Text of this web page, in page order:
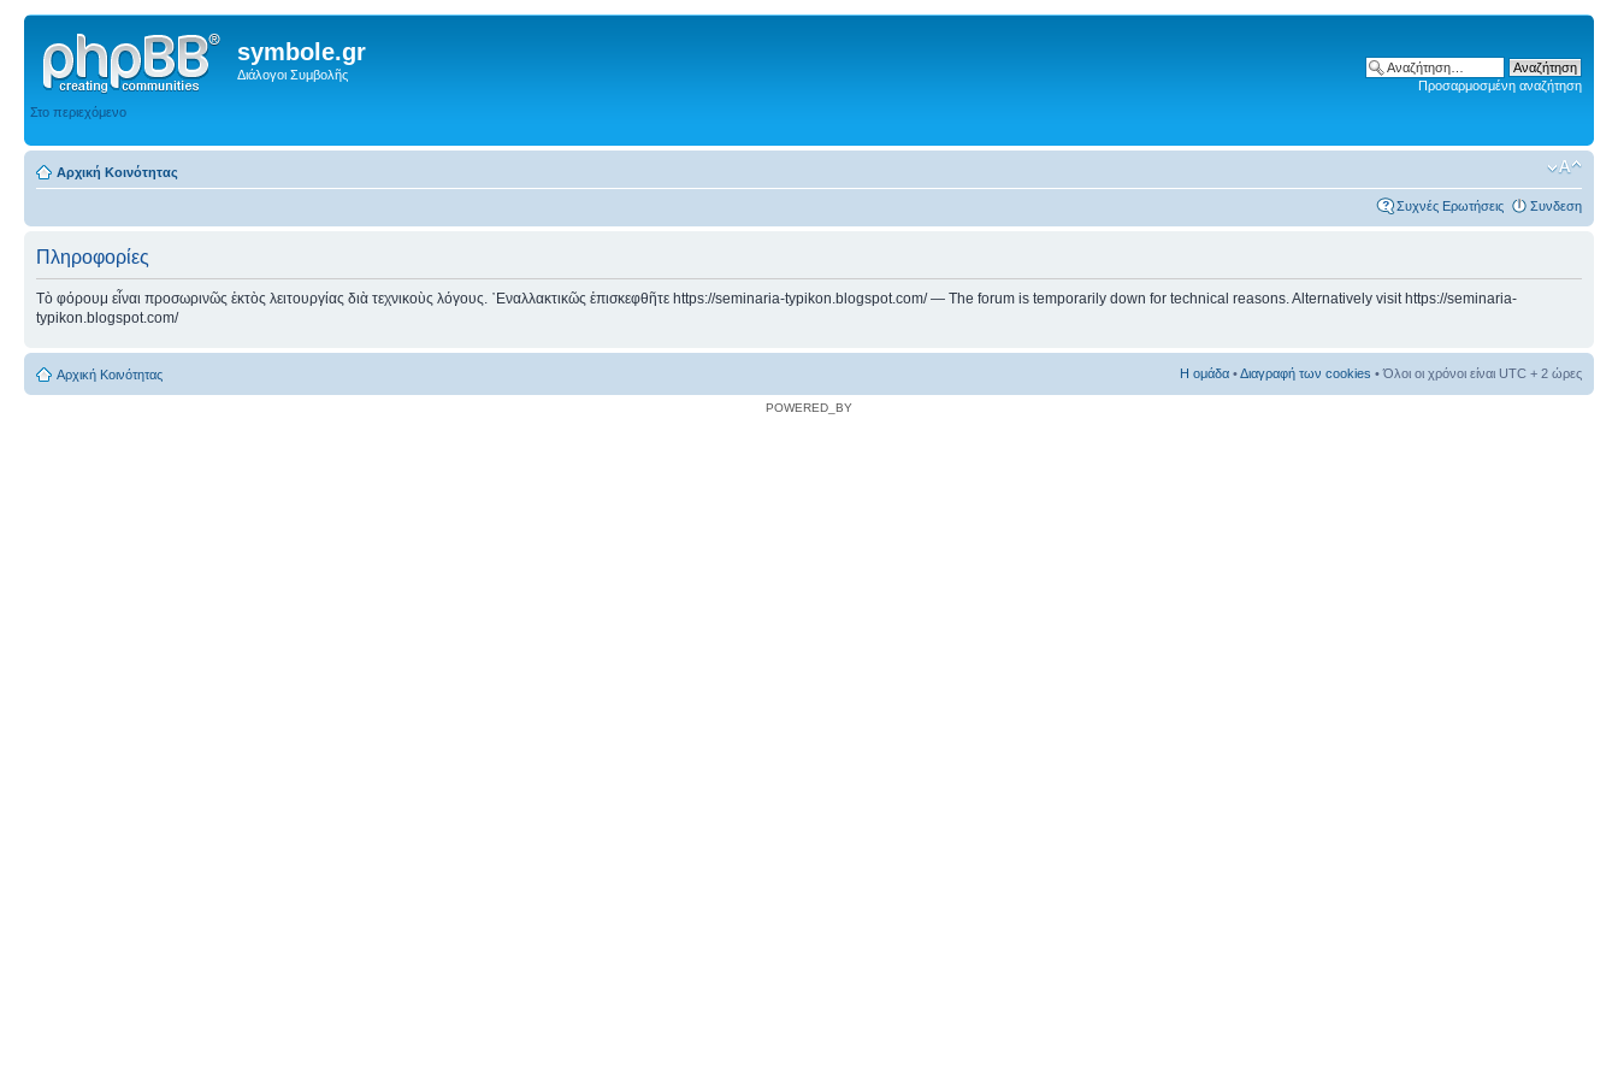
symbole.gr
Διάλογοι Συμβολῆς
Στο περιεχόμενο
Προσαρμοσμένη αναζήτηση
Αρχική Κοινότητας
Συχνές Ερωτήσεις Συνδεση
Πληροφορίες
Τὸ φόρουμ εἶναι προσωρινῶς ἐκτὸς λειτουργίας διὰ τεχνικοὺς λόγους. ᾿Εναλλακτικῶς ἐπισκεφθῆτε https://seminaria-typikon.blogspot.com/ — The forum is temporarily down for technical reasons. Alternatively visit https://seminaria-
typikon.blogspot.com/
Αρχική Κοινότητας Η ομάδα •Διαγραφή των cookies • Όλοι οι χρόνοι είναι UTC + 2 ώρες
POWERED_BY